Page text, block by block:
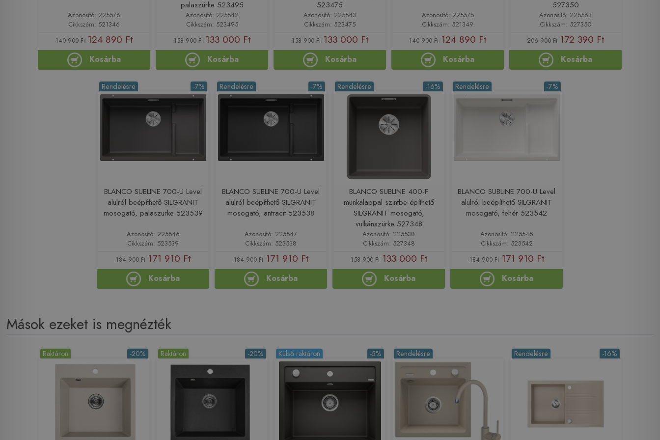
Azonosító: 225576
Cikkszám: 521346
140 900 Ft 124 890 Ft
Kosárba
palaszürke 523495
Azonosító: 225542
Cikkszám: 523495
158 900 Ft 133 000 Ft
Kosárba
523475
Azonosító: 225543
Cikkszám: 523475
158 900 Ft 133 000 Ft
Kosárba
Azonosító: 225575
Cikkszám: 521349
140 900 Ft 124 890 Ft
Kosárba
527350
Azonosító: 225563
Cikkszám: 527350
206 900 Ft 172 390 Ft
Kosárba
-7%
Rendelésre
BLANCO SUBLINE 700-U Level
alulról beépíthető SILGRANIT
mosogató, palaszürke 523539
Azonosító: 225546
Cikkszám: 523539
184 900 Ft 171 910 Ft
Kosárba
-7%
Rendelésre
BLANCO SUBLINE 700-U Level
alulról beépíthető SILGRANIT
mosogató, antracit 523538
Azonosító: 225547
Cikkszám: 523538
184 900 Ft 171 910 Ft
Kosárba
-16%
Rendelésre
BLANCO SUBLINE 400-F
munkalappal szintbe építhető
SILGRANIT mosogató,
vulkánszürke 527348
Azonosító: 225538
Cikkszám: 527348
158 900 Ft 133 000 Ft
Kosárba
-7%
Rendelésre
BLANCO SUBLINE 700-U Level
alulról beépíthető SILGRANIT
mosogató, fehér 523542
Azonosító: 225545
Cikkszám: 523542
184 900 Ft 171 910 Ft
Kosárba
Mások ezeket is megnézték
-20%
Raktáron -20%
Raktáron -5%
Külső raktáron Rendelésre -16%
Rendelésre